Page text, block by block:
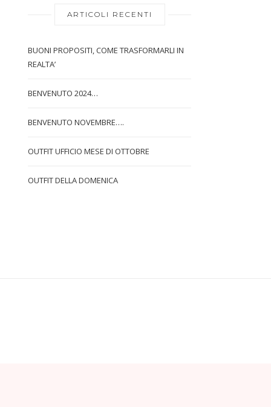
ARTICOLI RECENTI
BUONI PROPOSITI, COME TRASFORMARLI IN
REALTA’
BENVENUTO 2024…
BENVENUTO NOVEMBRE….
OUTFIT UFFICIO MESE DI OTTOBRE
OUTFIT DELLA DOMENICA